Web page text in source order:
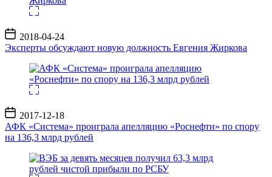
Дата
записи
2018-04-24
Эксперты обсуждают новую должность Евгения Жиркова
Дата
записи
2017-12-18
АФК «Система» проиграла апелляцию «Роснефти» по спору
на 136,3 млрд рублей